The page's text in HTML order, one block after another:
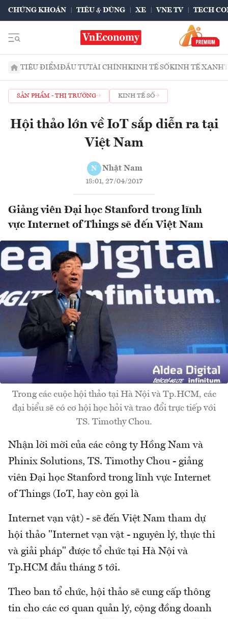
CHỨNG KHOÁN TIÊU & DÙNG XE VNE TV TECH
TIÊU ĐIỂMĐẦU TƯTÀI CHÍNHKINH TẾ SỐKINH TẾ XANH
SẢN PHẨM - THỊ TRƯỜNG KINH TẾ SỐ
Hội thảo lớn về IoT sắp diễn ra tại
Việt Nam
N Nhật Nam
18:01, 27/04/2017
Giảng viên Đại học Stanford trong lĩnh
vực Internet of Things sẽ đến Việt Nam
Trong các cuộc hội thảo tại Hà Nội và Tp.HCM, các
đại biểu sẽ có cơ hội học hỏi và trao đổi trực tiếp với
TS. Timothy Chou.
Nhận lời mời của các công ty Hồng Nam và
Phinix Solutions, TS. Timothy Chou - giảng
viên Đại học Stanford trong lĩnh vực Internet
of Things (IoT, hay còn gọi là
Internet vạn vật) - sẽ đến Việt Nam tham dự
hội thảo "Internet vạn vật - nguyên lý, thực thi
và giải pháp" được tổ chức tại Hà Nội và
Tp.HCM đầu tháng 5 tới.
Theo ban tổ chức, hội thảo sẽ cung cấp thông
tin cho các cơ quan quản lý, cộng đồng doanh